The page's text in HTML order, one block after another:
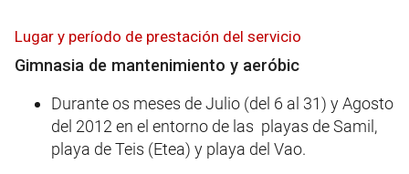
Lugar y período de prestación del servicio
Gimnasia de mantenimiento y aeróbic
Durante os meses de Julio (del 6 al 31) y Agosto
del 2012 en el entorno de las playas de Samil,
playa de Teis (Etea) y playa del Vao.